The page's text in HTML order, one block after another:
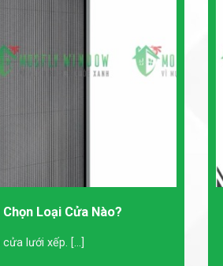
Loại Cửa Nào?
lưới xếp. [...]